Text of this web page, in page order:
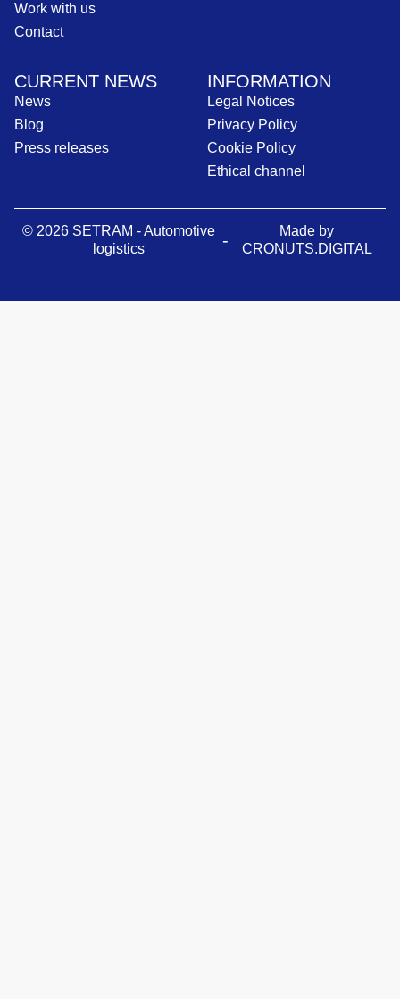
Work with us
Contact
CURRENT NEWS
News
Blog
Press releases
INFORMATION
Legal Notices
Privacy Policy
Cookie Policy
Ethical channel
© 2026 SETRAM - Automotive
logistics
-
Made by
CRONUTS.DIGITAL